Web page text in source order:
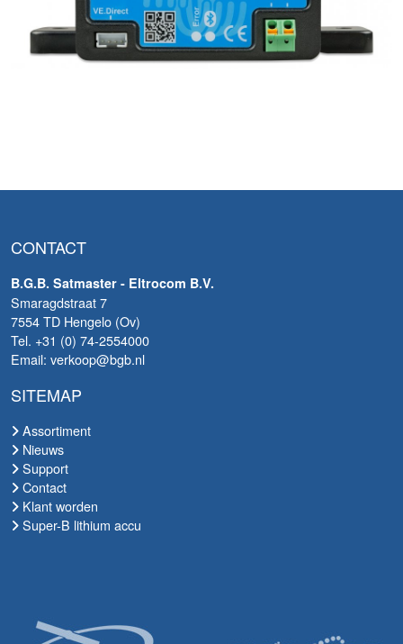
CONTACT
B.G.B. Satmaster - Eltrocom B.V.
Smaragdstraat 7
7554 TD Hengelo (Ov)
Tel. +31 (0) 74-2554000
Email: verkoop@bgb.nl
SITEMAP
Assortiment
Nieuws
Support
Contact
Klant worden
Super-B lithium accu